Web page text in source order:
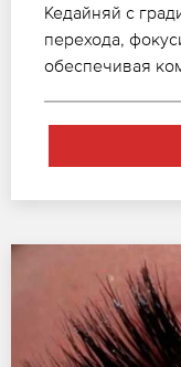
Кедайняй с
перехода,
обеспечивая